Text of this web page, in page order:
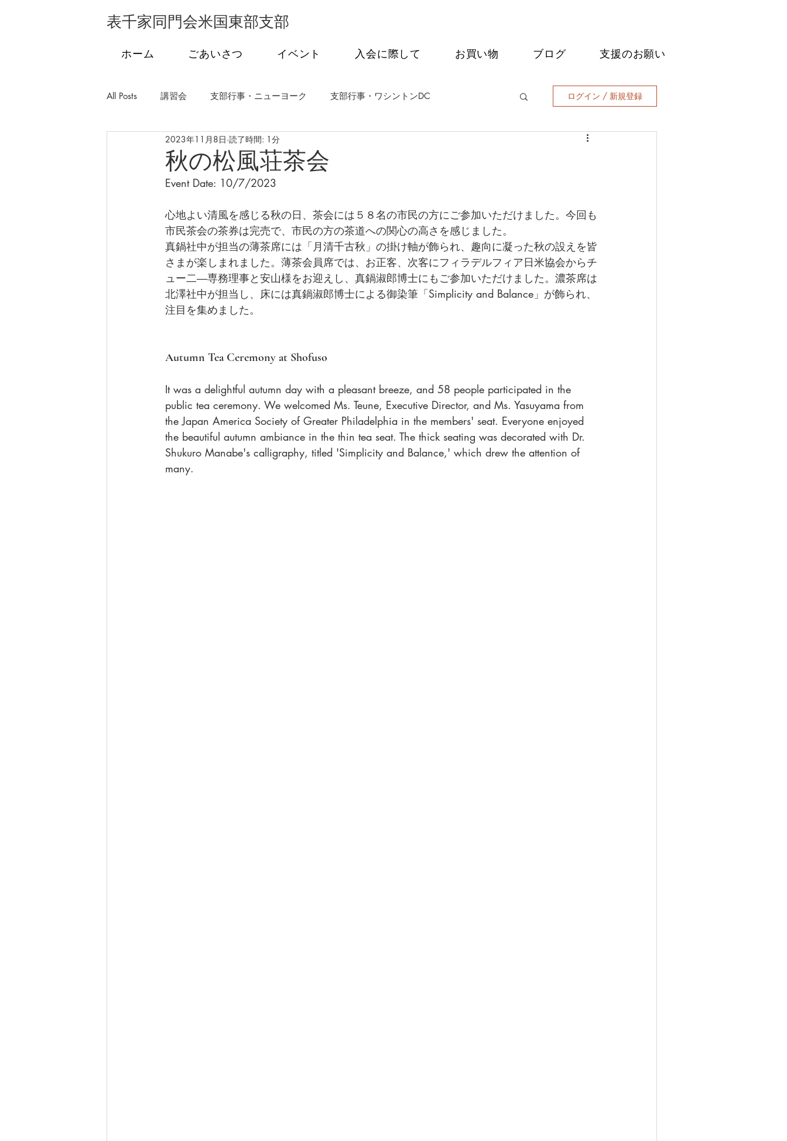
表千家同門会米国東部支部
ホーム ごあいさつ イベント 入会に際して お買い物 ブログ 支援のお願い
All Posts 講習会 支部行事・ニューヨーク 支部行事・ワシントンDC
支部行事・フロリダ 支部行事・フィラデルフィア
発会式 市民茶会
ログイン / 新規登録
秋の松風荘茶会
2023年11月8日 読了時間: 1分
Event Date: 10/7/2023
心地よい清風を感じる秋の日、茶会には５８名の市民の方にご参加いただけました。今回も
市民茶会の茶券は完売で、市民の方の茶道への関心の高さを感じました。
真鍋社中が担当の薄茶席には「月清千古秋」の掛け軸が飾られ、趣向に凝った秋の設えを皆
さまが楽しまれました。薄茶会員席では、お正客、次客にフィラデルフィア日米協会からチ
ュー二―専務理事と安山様をお迎えし、真鍋淑郎博士にもご参加いただけました。濃茶席は
北澤社中が担当し、床には真鍋淑郎博士による御染筆「Simplicity and Balance」が飾られ、
注目を集めました。
Autumn Tea Ceremony at Shofuso
It was a delightful autumn day with a pleasant breeze, and 58 people participated in the
public tea ceremony. We welcomed Ms. Teune, Executive Director, and Ms. Yasuyama from
the Japan America Society of Greater Philadelphia in the members' seat. Everyone enjoyed
the beautiful autumn ambiance in the thin tea seat. The thick seating was decorated with Dr.
Shukuro Manabe's calligraphy, titled 'Simplicity and Balance,' which drew the attention of
many.